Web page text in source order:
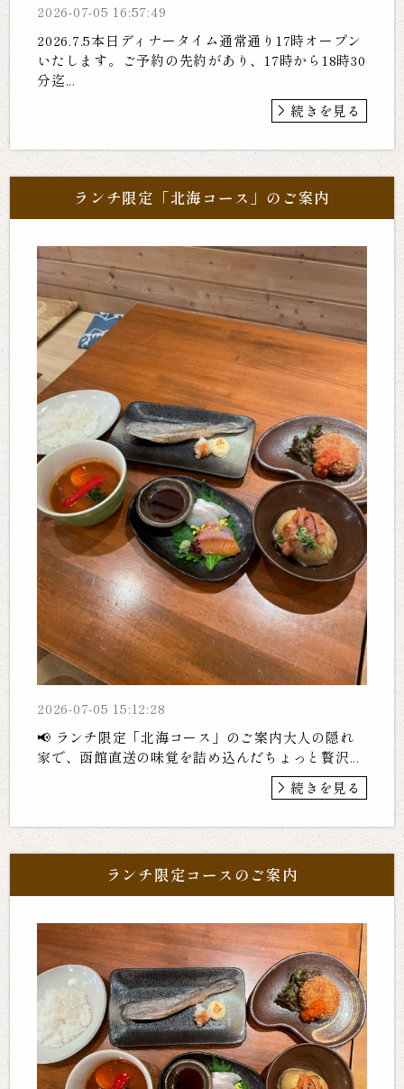
2026-07-05 16:57:49
2026.7.5本日ディナータイム通常通り17時オープン
いたします。ご予約の先約があり、17時から18時30
分迄...
続きを見る
ランチ限定「北海コース」のご案内
2026-07-05 15:12:28
📢 ランチ限定「北海コース」のご案内大人の隠れ
家で、函館直送の味覚を詰め込んだちょっと贅沢...
続きを見る
ランチ限定コースのご案内